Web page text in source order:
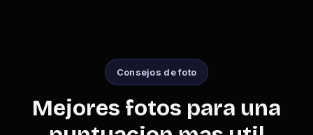
Consejos de foto
Mejores fotos para una